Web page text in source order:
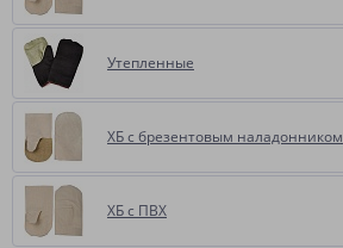
Утепленные
ХБ с брезентовым наладонником
ХБ с ПВХ